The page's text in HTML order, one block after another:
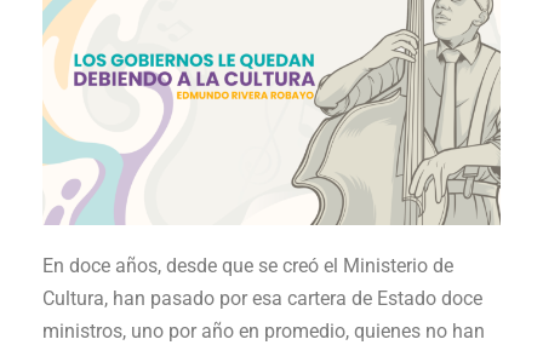
En doce años, desde que se creó el Ministerio de
Cultura, han pasado por esa cartera de Estado doce
ministros, uno por año en promedio, quienes no han